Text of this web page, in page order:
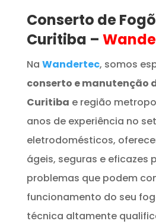
Conserto de
Curitiba –
Na Wandertec, somos
conserto e manutenção
Curitiba e região
anos de experiência no
eletrodomésticos,
ágeis, seguras e eficazes
problemas que podem
funcionamento do seu
técnica altamente